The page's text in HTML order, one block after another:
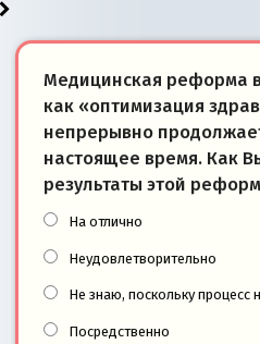
Медицинская реформа
как «оптимизация
непрерывно
настоящее время. Как
результаты этой
На отлично
Неудовлетворительно
Не знаю, поскольку процесс
Посредственно